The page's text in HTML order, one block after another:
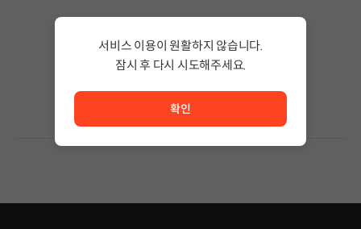
검색어의 단어 수를 줄이거나 필터조건을 변경하세요.
서비스 이용이 원활하지 않습니다.
잠시 후 다시 시도해주세요.
확인